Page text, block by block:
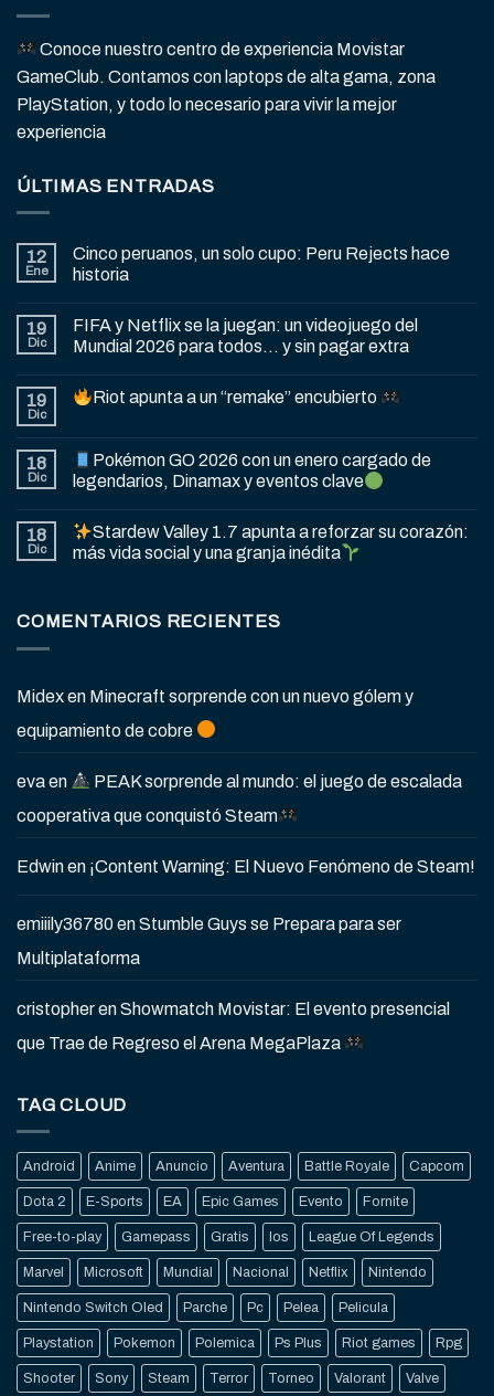
Conoce nuestro centro de experiencia Movistar
GameClub. Contamos con laptops de alta gama, zona
PlayStation, y todo lo necesario para vivir la mejor
experiencia
ÚLTIMAS ENTRADAS
12
Ene
Cinco peruanos, un solo cupo: Peru Rejects hace
historia
19
Dic
FIFA y Netflix se la juegan: un videojuego del
Mundial 2026 para todos… y sin pagar extra
19
Dic
Riot apunta a un “remake” encubierto
18
Dic
Pokémon GO 2026 con un enero cargado de
legendarios, Dinamax y eventos clave
18
Dic
Stardew Valley 1.7 apunta a reforzar su corazón:
más vida social y una granja inédita
COMENTARIOS RECIENTES
Midexen Minecraft sorprende con un nuevo gólem y
equipamiento de cobre
evaen
PEAK sorprende al mundo: el juego de escalada
cooperativa que conquistó Steam
Edwinen ¡Content Warning: El Nuevo Fenómeno de Steam!
emiiily36780enStumble Guys se Prepara para ser
Multiplataforma
cristopherenShowmatch Movistar: El evento presencial
que Trae de Regreso el Arena MegaPlaza
TAG CLOUD
Android Anime Anuncio Aventura Battle Royale Capcom
Dota 2 E-Sports EA Epic Games Evento Fornite
Free-to-play Gamepass Gratis Ios League Of Legends
Marvel Microsoft Mundial Nacional Netflix Nintendo
Nintendo Switch Oled Parche Pc Pelea Pelicula
Playstation Pokemon Polemica Ps Plus Riot games Rpg
Shooter Sony Steam Terror Torneo Valorant Valve